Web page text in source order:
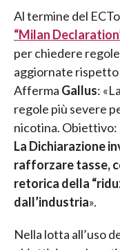
Al termine del
“Milan
per chiedere
aggiornate rispetto
Afferma Gallus:
regole più severe
nicotina. Obiettivo:
La Dichiarazione
rafforzare tasse,
retorica della
dall’industria».
Nella lotta all’uso